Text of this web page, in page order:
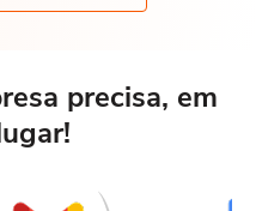
precisa, em